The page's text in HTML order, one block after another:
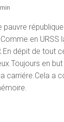
en URSS
dépit de tout
en
carriére.Cela a